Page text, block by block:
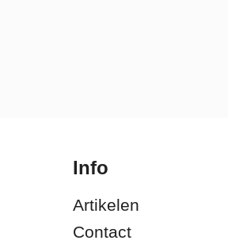
Info
Artikelen
Contact